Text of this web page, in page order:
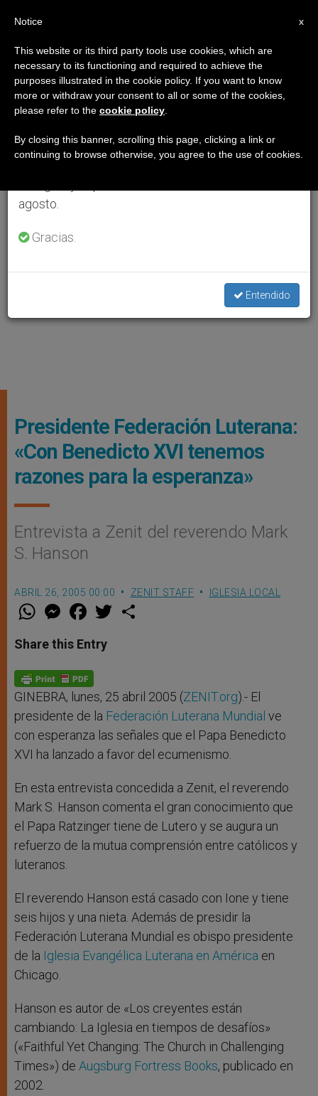
Presidente Federación Luterana:
«Con Benedicto XVI tenemos
razones para la esperanza»
Entrevista a Zenit del reverendo Mark
S. Hanson
ABRIL 26, 2005 00:00 ZENIT STAFF IGLESIA LOCAL
W
t
s
p
p
M
e
s
e
g
e
r
F
a
e
b
o
k
w
Share this Entry
GINEBRA, lunes, 25 abril 2005 (ZENIT.org).- El
presidente de la Federación Luterana Mundial ve
con esperanza las señales que el Papa Benedicto
XVI ha lanzado a favor del ecumenismo.
En esta entrevista concedida a Zenit, el reverendo
Mark S. Hanson comenta el gran conocimiento que
el Papa Ratzinger tiene de Lutero y se augura un
refuerzo de la mutua comprensión entre católicos y
luteranos.
El reverendo Hanson está casado con Ione y tiene
seis hijos y una nieta. Además de presidir la
Federación Luterana Mundial es obispo presidente
de la Iglesia Evangélica Luterana en América en
Chicago.
Hanson es autor de «Los creyentes están
cambiando: La Iglesia en tiempos de desafíos»
(«Faithful Yet Changing: The Church in Challenging
Times») de Augsburg Fortress Books, publicado en
2002.
×
Aviso importante
Del 27 de julio al 7 de agosto haremos la pausa
anual, aprovechando que en el periodo de verano
se generan menos informaciones y también el
agosto.
Gracias.
Entendido
x
Notice
This website or its third party tools use cookies, which are
necessary to its functioning and required to achieve the
purposes illustrated in the cookie policy. If you want to know
more or withdraw your consent to all or some of the cookies,
please refer to the cookie policy
By closing this banner, scrolling this page, clicking a link or
continuing to browse otherwise, you agree to the use of cookies.